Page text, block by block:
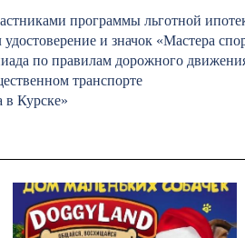
программы льготной
и значок «Мастера
по правилам дорожного
транспорте
в Курске»